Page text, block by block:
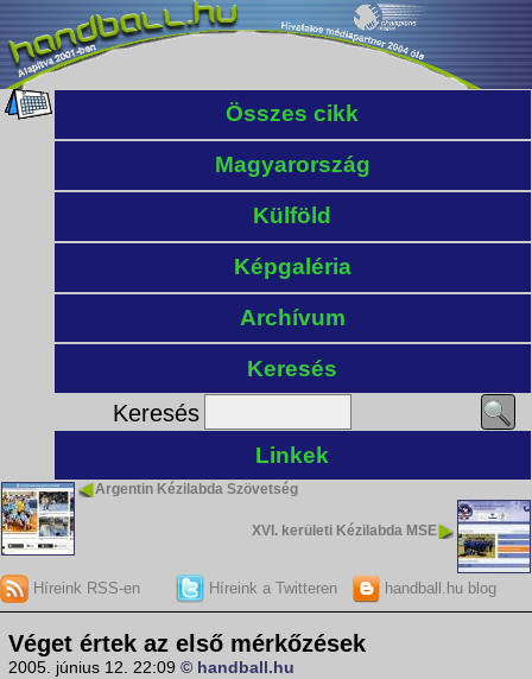
Összes cikk
Magyarország
Külföld
Képgaléria
Archívum
Keresés
Keresés
Linkek
Argentin Kézilabda Szövetség
XVI. kerületi Kézilabda MSE
Híreink RSS-en Híreink a Twitteren handball.hu blog
Véget értek az első mérkőzések
2005. június 12. 22:09 © handball.hu